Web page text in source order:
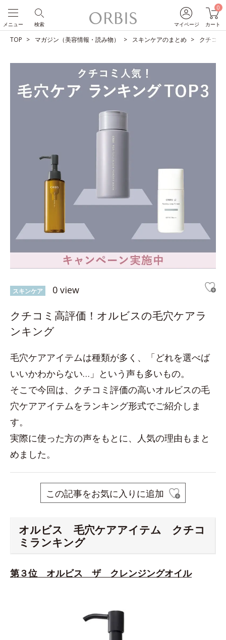
マイページ
0
カート
検索
メニュー
TOP マガジン（美容情報・読み物） スキンケアのまとめ クチコミ
スキンケア 0 view
クチコミ高評価！オルビスの毛穴ケアラ
ンキング
毛穴ケアアイテムは種類が多く、「どれを選べば
いいかわからない…」という声も多いもの。
そこで今回は、クチコミ評価の高いオルビスの毛
穴ケアアイテムをランキング形式でご紹介しま
す。
実際に使った方の声をもとに、人気の理由もまと
めました。
この記事をお気に入りに追加
オルビス 毛穴ケアアイテム クチコ
ミランキング
第３位 オルビス ザ クレンジングオイル